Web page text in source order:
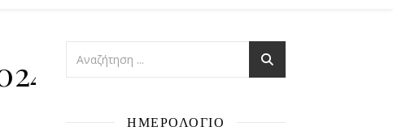
ΗΜΕΡΟΛΟΓΙΟ